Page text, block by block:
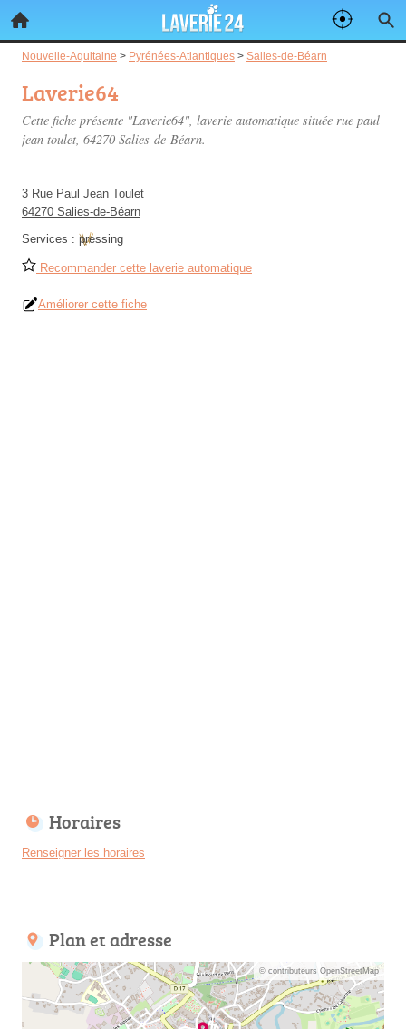
Nouvelle-Aquitaine > Pyrénées-Atlantiques > Salies-de-Béarn
Laverie64
Cette fiche présente "Laverie64", laverie automatique située rue paul
jean toulet, 64270 Salies-de-Béarn.
3 Rue Paul Jean Toulet
64270 Salies-de-Béarn
Services : pressing
Recommander cette laverie automatique
Améliorer cette fiche
Horaires
Renseigner les horaires
Plan et adresse
© contributeurs OpenStreetMap